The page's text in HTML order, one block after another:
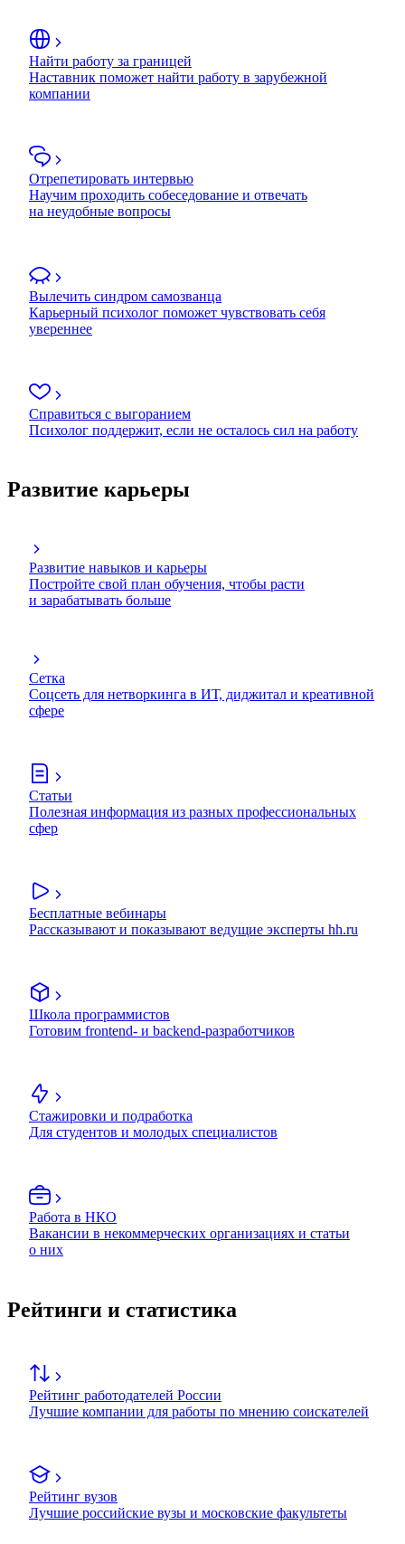
Найти работу за границей
Наставник поможет найти работу в зарубежной
компании
Отрепетировать интервью
Научим проходить собеседование и отвечать
на неудобные вопросы
Вылечить синдром самозванца
Карьерный психолог поможет чувствовать себя
увереннее
Справиться с выгоранием
Психолог поддержит, если не осталось сил на работу
Развитие карьеры
Развитие навыков и карьеры
Постройте свой план обучения, чтобы расти
и зарабатывать больше
Сетка
Соцсеть для нетворкинга в ИТ, диджитал и креативной
сфере
Статьи
Полезная информация из разных профессиональных
сфер
Бесплатные вебинары
Рассказывают и показывают ведущие эксперты hh.ru
Школа программистов
Готовим frontend- и backend-разработчиков
Стажировки и подработка
Для студентов и молодых специалистов
Работа в НКО
Вакансии в некоммерческих организациях и статьи
о них
Рейтинги и статистика
Рейтинг работодателей России
Лучшие компании для работы по мнению соискателей
Рейтинг вузов
Лучшие российские вузы и московские факультеты